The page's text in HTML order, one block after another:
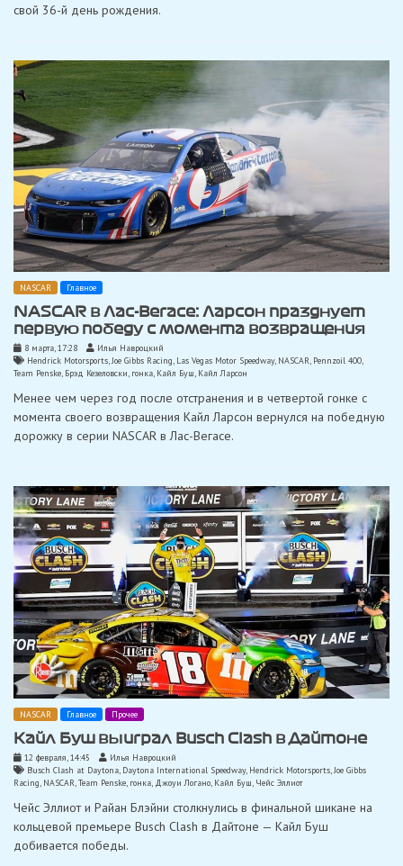
свой 36-й день рождения.
NASCAR Главное
NASCAR в Лас-Вегасе: Ларсон празднует
первую победу с момента возвращения
8 марта, 17:28
Илья Навроцкий
Hendrick Motorsports,Joe Gibbs Racing, Las Vegas Motor Speedway, NASCAR, Pennzoil 400
Team Penske, Брэд Кезеловски, гонка, Кайл Буш, Кайл Ларсон
Менее чем через год после отстранения и в четвертой гонке с
момента своего возвращения Кайл Ларсон вернулся на победную
дорожку в серии NASCAR в Лас-Вегасе.
NASCAR Главное Прочее
Кайл Буш выиграл Busch Clash в Дайтоне
12 февраля, 14:45
Илья Навроцкий
Busch Clash at Daytona Daytona International Speedway, Hendrick Motorsports Joe Gibbs
Racing NASCAR Team Penske гонка Джоуи Логано Кайл Буш Чейс Эллиот
Чейс Эллиот и Райан Блэйни столкнулись в финальной шикане на
кольцевой премьере Busch Clash в Дайтоне — Кайл Буш
добивается победы.